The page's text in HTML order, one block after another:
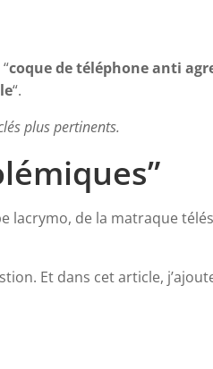
coque de téléphone anti
“.
plus pertinents.
lacrymo, de la matraque
Et dans cet article,